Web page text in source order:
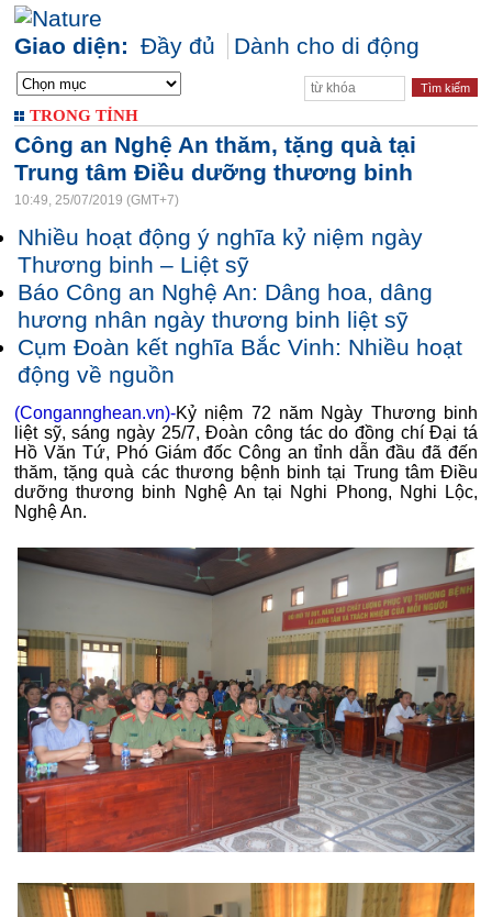
Giao diện: Đầy đủ Dành cho di động
TRONG TỈNH
Công an Nghệ An thăm, tặng quà tại
Trung tâm Điều dưỡng thương binh
10:49, 25/07/2019 (GMT+7)
Nhiều hoạt động ý nghĩa kỷ niệm ngày
Thương binh – Liệt sỹ
Báo Công an Nghệ An: Dâng hoa, dâng
hương nhân ngày thương binh liệt sỹ
Cụm Đoàn kết nghĩa Bắc Vinh: Nhiều hoạt
động về nguồn
(Congannghean.vn)-Kỷ niệm 72 năm Ngày Thương binh
liệt sỹ, sáng ngày 25/7, Đoàn công tác do đồng chí Đại tá
Hồ Văn Tứ, Phó Giám đốc Công an tỉnh dẫn đầu đã đến
thăm, tặng quà các thương bệnh binh tại Trung tâm Điều
dưỡng thương binh Nghệ An tại Nghi Phong, Nghi Lộc,
Nghệ An.